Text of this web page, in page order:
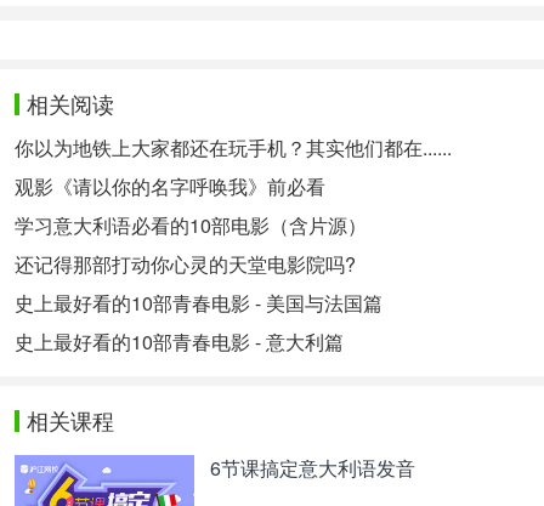
5）Il permesso-48 ore fuori48小时自由身
导演：Claudio Amendola
电影公司：Eagle Pictures
上映时间：2017/3/30
票房：€407，858
原因被关进监狱，为了以公正的方式还清债务。他们
被宣布有48小时的自由身，被释放后的他们在纠结究
竟如何用这短短的48小时：报仇？救赎？爱情？当他
相关阅读
你以为地铁上大家都还在玩手机？其实他们都在......
观影《请以你的名字呼唤我》前必看
学习意大利语必看的10部电影（含片源）
还记得那部打动你心灵的天堂电影院吗?
史上最好看的10部青春电影 - 美国与法国篇
史上最好看的10部青春电影 - 意大利篇
相关课程
6节课搞定意大利语发音